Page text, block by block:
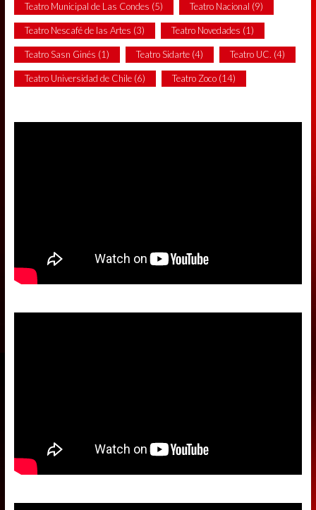
Teatro Municipal de Las Condes (5) Teatro Nacional (9)
Teatro Nescafé de las Artes (3) Teatro Novedades (1)
Teatro Sasn Ginés (1) Teatro Sidarte(4) Teatro UC. (4)
Teatro Universidad de Chile(6) Teatro Zoco(14)